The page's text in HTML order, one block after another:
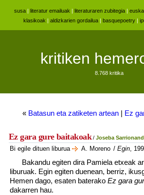
susa | literatur emailuak | literaturaren zubitegia |
klasikoak | aldizkarien gordailua | basquepoetry |
kritiken
8.768 kritika
« Batasun eta zatiketen artean | Ez
Ez gara gure baitakoak/Joseba
Bi egile dituen liburua A. Moreno / Egin,
Bakandu egiten dira Pamiela etxeak
liburuak. Egin egiten duenean, berriz,
Hemen dago, esaten baterako Ez gara
dakarren hau.